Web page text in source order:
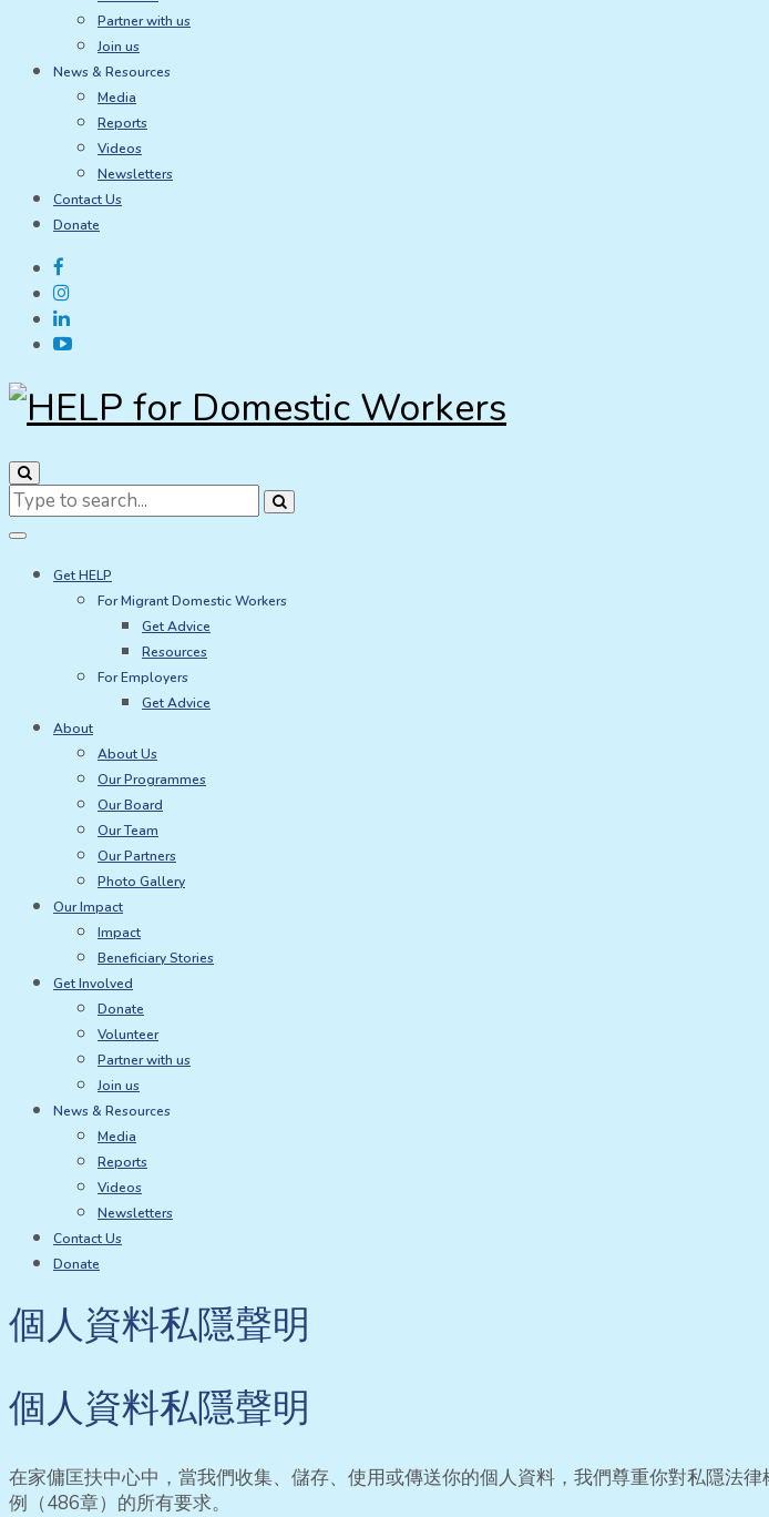
Partner with us
Join us
News & Resources
Media
Reports
Videos
Newsletters
Contact Us
Donate
Search
for:
Get HELP
For Migrant Domestic Workers
Get Advice
Resources
For Employers
Get Advice
About
About Us
Our Programmes
Our Board
Our Team
Our Partners
Photo Gallery
Our Impact
Impact
Beneficiary Stories
Get Involved
Donate
Volunteer
Partner with us
Join us
News & Resources
Media
Reports
Videos
Newsletters
Contact Us
Donate
個人資料私隱聲明
個人資料私隱聲明
在家傭匡扶中心中，當我們收集、儲存、使用或傳送你的個人資料，我們尊重你對私隱法
例（486章）的所有要求。